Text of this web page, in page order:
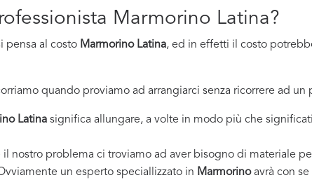
Marmorino Latina?
pensa al costo Marmorino Latina, ed in effetti il costo
quando proviamo ad arrangiarci senza ricorrere ad un
Latina significa allungare, a volte in modo più che
il nostro problema ci troviamo ad aver bisogno di materiale
un esperto speciallizzato in Marmorinoavrà con